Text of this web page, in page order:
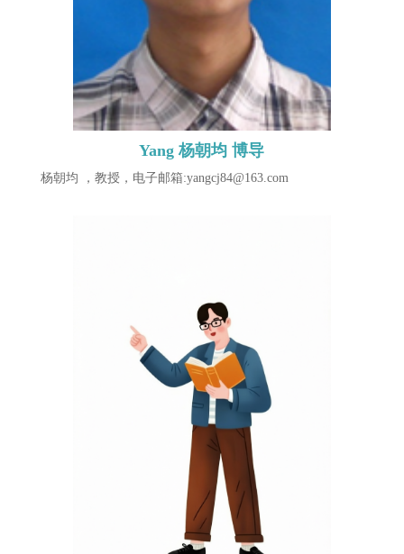
Yang 杨朝均 博导
杨朝均 ，教授，电子邮箱:yangcj84@163.com